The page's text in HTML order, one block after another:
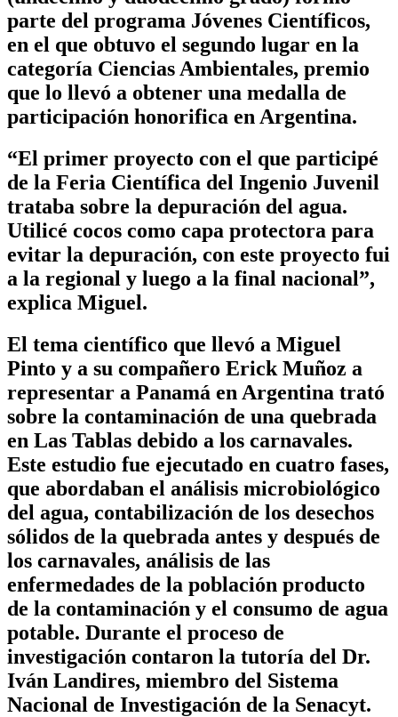
parte del programa Jóvenes Científicos,
en el que obtuvo el segundo lugar en la
categoría Ciencias Ambientales, premio
que lo llevó a obtener una medalla de
participación honorifica en Argentina.
“El primer proyecto con el que participé
de la Feria Científica del Ingenio Juvenil
trataba sobre la depuración del agua.
Utilicé cocos como capa protectora para
evitar la depuración, con este proyecto fui
a la regional y luego a la final nacional”,
explica Miguel.
El tema científico que llevó a Miguel
Pinto y a su compañero Erick Muñoz a
representar a Panamá en Argentina trató
sobre la contaminación de una quebrada
en Las Tablas debido a los carnavales.
Este estudio fue ejecutado en cuatro fases,
que abordaban el análisis microbiológico
del agua, contabilización de los desechos
sólidos de la quebrada antes y después de
los carnavales, análisis de las
enfermedades de la población producto
de la contaminación y el consumo de agua
potable. Durante el proceso de
investigación contaron la tutoría del Dr.
Iván Landires, miembro del Sistema
Nacional de Investigación de la Senacyt.